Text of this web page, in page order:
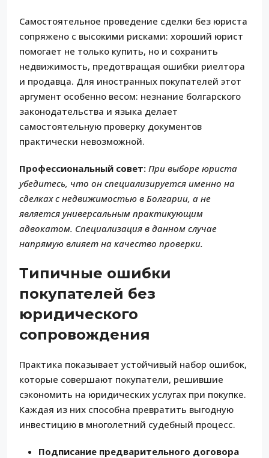
Самостоятельное проведение сделки без юриста
сопряжено с высокими рисками: хороший юрист
помогает не только купить, но и сохранить
недвижимость, предотвращая ошибки риелтора
и продавца. Для иностранных покупателей этот
аргумент особенно весом: незнание болгарского
законодательства и языка делает
самостоятельную проверку документов
практически невозможной.
Профессиональный совет: При выборе юриста
убедитесь, что он специализируется именно на
сделках с недвижимостью в Болгарии, а не
является универсальным практикующим
адвокатом. Специализация в данном случае
напрямую влияет на качество проверки.
Типичные ошибки
покупателей без
юридического
сопровождения
Практика показывает устойчивый набор ошибок,
которые совершают покупатели, решившие
сэкономить на юридических услугах при покупке.
Каждая из них способна превратить выгодную
инвестицию в многолетний судебный процесс.
Подписание предварительного договора